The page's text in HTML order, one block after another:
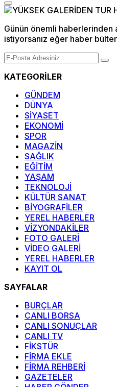
Günün önemli haberlerinden
istiyorsanız eğer haber
KATEGORİLER
GÜNDEM
DÜNYA
SİYASET
EKONOMİ
SPOR
MAGAZİN
SAĞLIK
EĞİTİM
YAŞAM
TEKNOLOJİ
KÜLTÜR SANAT
BİYOGRAFİLER
YEREL HABERLER
VİZYONDAKİLER
FOTO GALERİ
VİDEO GALERİ
YEREL HABERLER
KAYIT OL
SAYFALAR
BURÇLAR
CANLI BORSA
CANLI SONUÇLAR
CANLI TV
FİKSTÜR
FİRMA EKLE
FİRMA REHBERİ
GAZETELER